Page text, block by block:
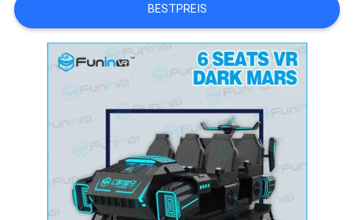
SITEMAP
PRIVACY
POLICY
BESTPREIS